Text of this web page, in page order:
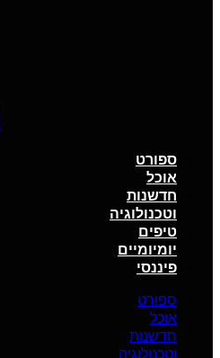
ספורט
אוכל
חדשנות
וטכנולוגיה
טיפים
יומיומיים
פיננסי
ספורט
אוכל
חדשנות
וטכנולוגיה